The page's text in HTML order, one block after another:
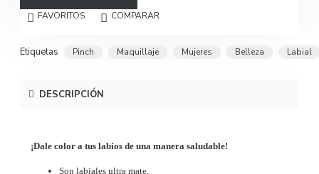
FAVORITOS COMPARAR
Etiquetas Pinch Maquillaje Mujeres Belleza Labial
DESCRIPCIÓN
¡Dale color a tus labios de una manera saludable!
Son labiales ultra mate.